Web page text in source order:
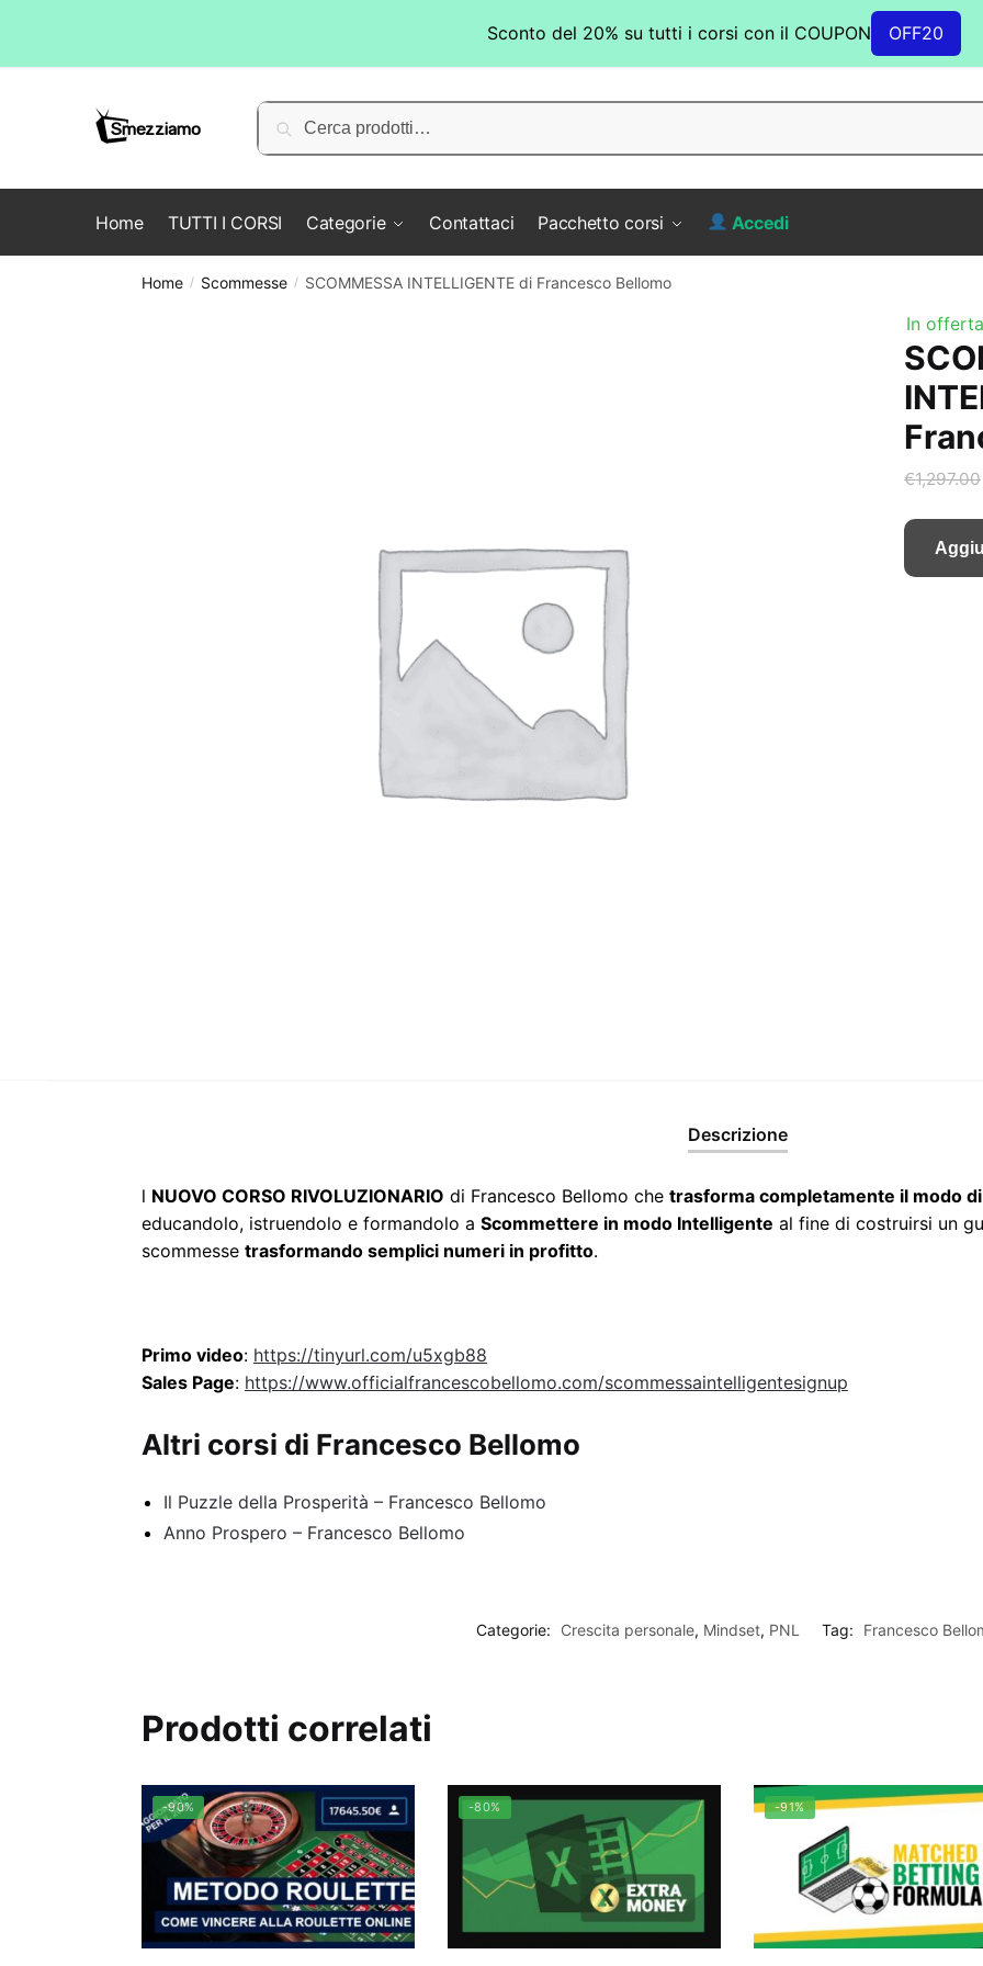
Cerca:
Cerca
Home TUTTI I CORSI Categorie Contattaci Pacchetto corsi Accedi
Home / Scommesse / SCOMMESSA INTELLIGENTE di Francesco Bellomo
In
€1,297.00
Descrizione
l NUOVO CORSO RIVOLUZIONARIO di Francesco Bellomo che trasforma completamente il modo
educandolo, istruendolo e formandolo a Scommettere in modo Intelligente al fine di costruirsi un
scommesse trasformando semplici numeri in profitto.
Primo video: https://tinyurl.com/u5xgb88
Sales Page: https://www.officialfrancescobellomo.com/scommessaintelligentesignup
Altri corsi di Francesco Bellomo
Il Puzzle della Prosperità – Francesco Bellomo
Anno Prospero – Francesco Bellomo
Categorie: Crescita personale, Mindset, PNL Tag: Francesco
Prodotti correlati
-90% -80% -91%
Sconto del 20% su tutti i corsi con il COUPON OFF20